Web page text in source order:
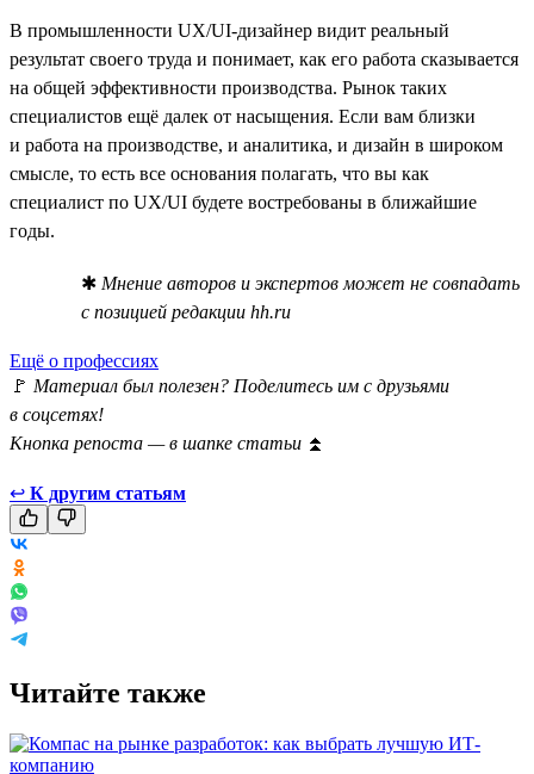
В промышленности UX/UI-дизайнер видит реальный
результат своего труда и понимает, как его работа сказывается
на общей эффективности производства. Рынок таких
специалистов ещё далек от насыщения. Если вам близки
и работа на производстве, и аналитика, и дизайн в широком
смысле, то есть все основания полагать, что вы как
специалист по UX/UI будете востребованы в ближайшие
годы.
✱ Мнение авторов и экспертов может не совпадать
с позицией редакции hh.ru
Ещё о профессиях
🚩 Материал был полезен? Поделитесь им с друзьями
в соцсетях!
Кнопка репоста — в шапке статьи ⏫
↩ К другим статьям
Читайте также